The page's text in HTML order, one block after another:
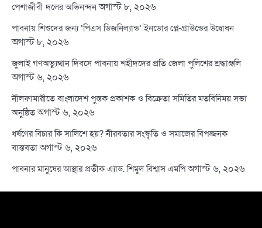
পেশাজীবী দলের অভিনন্দন অগাস্ট ৮, ২০২৬
পাবনায় শিশুদের জন্য ‘পিএস ডিজনিল্যান্ড’ ইনডোর প্লে-গ্রাউন্ডের উদ্বোধন
অগাস্ট ৮, ২০২৬
জুলাই গণঅভ্যুত্থান দিবসে পাবনায় শহীদদের প্রতি জেলা পুলিশের শ্রদ্ধাঞ্জলি
অগাস্ট ৬, ২০২৬
নীলফামারীতে বাংলাদেশ পুস্তক প্রকাশক ও বিক্রেতা সমিতির মতবিনিময় সভা
অনুষ্ঠিত অগাস্ট ৬, ২০২৬
ধর্ষণের বিচার কি সালিশে হয়? নীরবতার সংস্কৃতি ও সমাজের বিপজ্জনক
বাস্তবতা অগাস্ট ৬, ২০২৬
পাবনার মানুষের আস্থার প্রতীক এ্যাড. শিমুল বিশ্বাস এমপি অগাস্ট ৬, ২০২৬